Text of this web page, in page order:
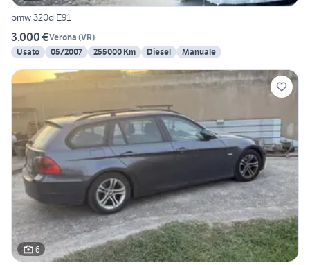
bmw 320d E91
3.000 €Verona (VR)
Usato
05/2007 255000 Km Diesel Manuale
6